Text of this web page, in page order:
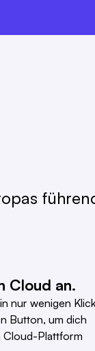
Cloud an.
nur wenigen
Button, um dich
Cloud-Plattform